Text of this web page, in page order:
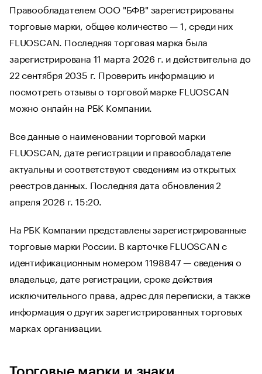
Правообладателем ООО "БФВ" зарегистрированы
торговые марки, общее количество — 1, среди них
FLUOSCAN. Последняя торговая марка была
зарегистрирована 11 марта 2026 г. и действительна до
22 сентября 2035 г. Проверить информацию и
посмотреть отзывы о торговой марке FLUOSCAN
можно онлайн на РБК Компании.
Все данные о наименовании торговой марки
FLUOSCAN, дате регистрации и правообладателе
актуальны и соответствуют сведениям из открытых
реестров данных. Последняя дата обновления 2
апреля 2026 г. 15:20.
На РБК Компании представлены зарегистрированные
торговые марки России. В карточке FLUOSCAN с
идентификационным номером 1198847 — сведения о
владельце, дате регистрации, сроке действия
исключительного права, адрес для переписки, а также
информация о других зарегистрированных торговых
марках организации.